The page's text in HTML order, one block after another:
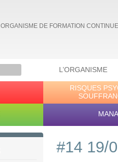
ORGANISME DE FORMATION CONTINUE
L’ORGANISME
RISQUES
#14 19/